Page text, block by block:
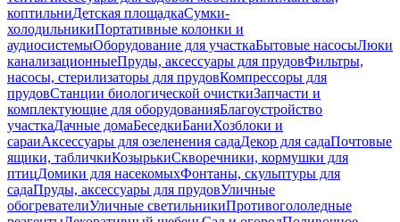
коптильниДетская площадкаСумки-
холодильникиПортативные колонки и
аудиосистемыОборудование для участкаБытовые насосыЛюки
канализационныеПруды, аксессуары для прудовФильтры,
насосы, стерилизаторы для прудовКомпрессоры для
прудовСтанции биологической очисткиЗапчасти и
комплектующие для оборудованияБлагоустройство
участкаДачные домаБеседкиБаниХозблоки и
сараиАксессуары для озеленения садаДекор для садаПочтовые
ящики, табличкиКозырькиСкворечники, кормушки для
птицДомики для насекомыхФонтаны, скульптуры для
садаПруды, аксессуары для прудовУличные
обогревателиУличные светильникиПротивогололедные